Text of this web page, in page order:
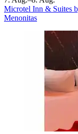
Microtel Inn & Suites
Menonitas